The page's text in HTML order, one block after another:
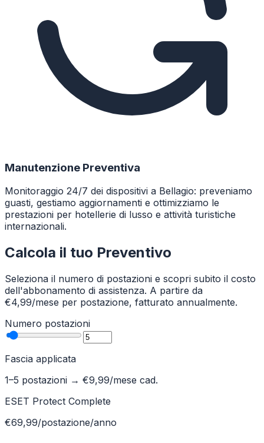
Manutenzione Preventiva
Monitoraggio 24/7 dei dispositivi a Bellagio: preveniamo
guasti, gestiamo aggiornamenti e ottimizziamo le
prestazioni per hotellerie di lusso e attività turistiche
internazionali.
Calcola il tuo Preventivo
Seleziona il numero di postazioni e scopri subito il costo
dell'abbonamento di assistenza. A partire da
€4,99/mese per postazione, fatturato annualmente.
Numero postazioni
Fascia applicata
1–5 postazioni → €9,99/mese cad.
ESET Protect Complete
€69,99/postazione/anno